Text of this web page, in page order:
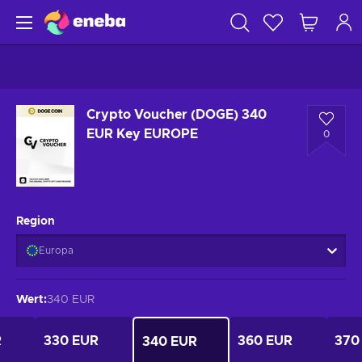
Crypto Voucher (DOGE) 340
EUR Key EUROPE
0
Region
Europa
Wert:340 EUR
330 EUR 340 EUR 360 EUR 370